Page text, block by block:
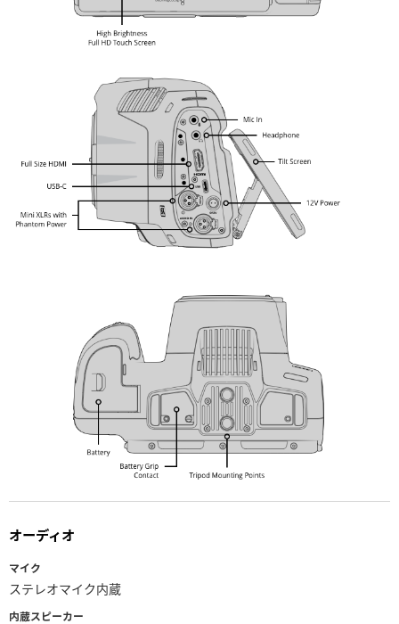
オーディオ
マイク
ステレオマイク内蔵
内蔵スピーカー